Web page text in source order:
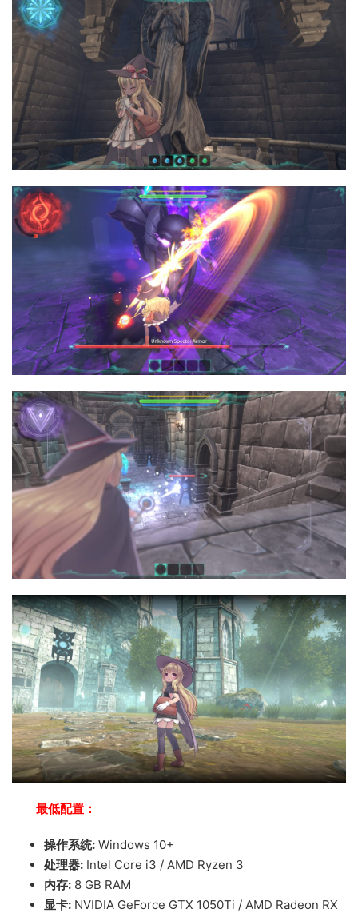
最低配置：
操作系统: Windows 10+
处理器: Intel Core i3 / AMD Ryzen 3
内存: 8 GB RAM
显卡: NVIDIA GeForce GTX 1050Ti / AMD Radeon RX